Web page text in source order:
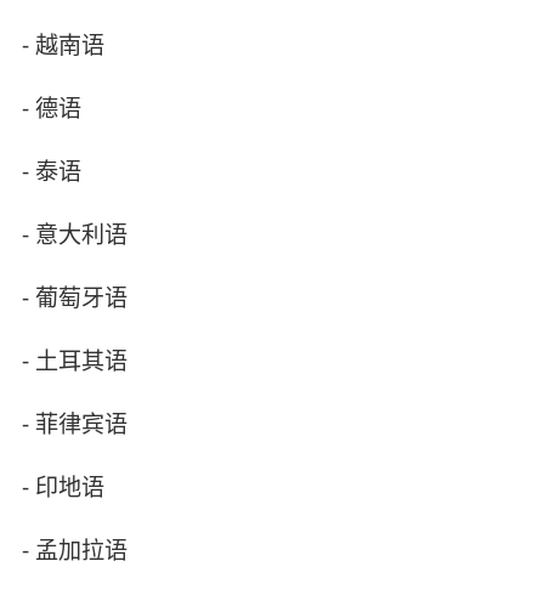
- 越南语
- 德语
- 泰语
- 意大利语
- 葡萄牙语
- 土耳其语
- 菲律宾语
- 印地语
- 孟加拉语